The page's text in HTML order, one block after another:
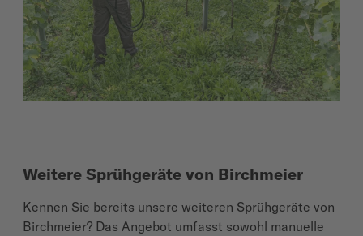
Weitere Sprühgeräte von Birchmeier
Kennen Sie bereits unsere weiteren Sprühgeräte von
Birchmeier? Das Angebot umfasst sowohl manuelle